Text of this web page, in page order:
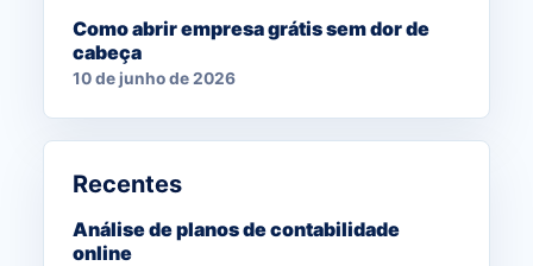
Como abrir empresa grátis sem dor de
cabeça
10 de junho de 2026
Recentes
Análise de planos de contabilidade
online